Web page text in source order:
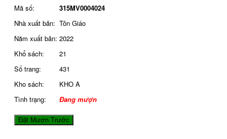
Mã số:
315MV0004024
Nhà xuất bản: Tôn Giáo
Năm xuất bản: 2022
Khổ sách:
21
Số trang:
431
Kho sách:
KHO A
Tình trạng:
Đang mượn
Đặt Mượn Trước